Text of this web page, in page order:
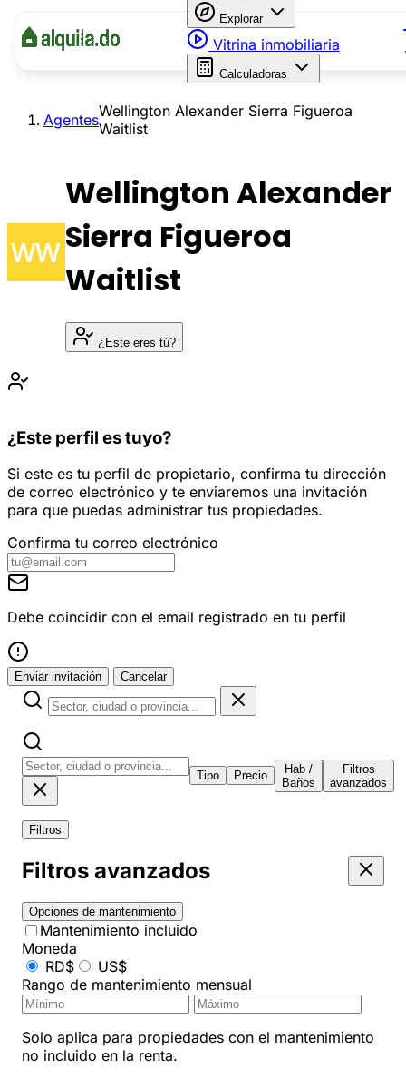
Explorar
Vitrina inmobiliaria
Calculadoras
AgentesWellington Alexander Sierra Figueroa
Waitlist
Wellington Alexander
Sierra Figueroa
Waitlist
¿Este eres tú?
¿Este perfil es tuyo?
Si este es tu perfil de propietario, confirma tu dirección
de correo electrónico y te enviaremos una invitación
para que puedas administrar tus propiedades.
Confirma tu correo electrónico
Debe coincidir con el email registrado en tu perfil
Enviar invitación Cancelar
Tipo Precio
Hab /
Baños
Filtros
avanzados
Filtros
Filtros avanzados
Opciones de mantenimiento
Mantenimiento incluido
Moneda
RD$
US$
Rango de mantenimiento mensual
Solo aplica para propiedades con el mantenimiento
no incluido en la renta.